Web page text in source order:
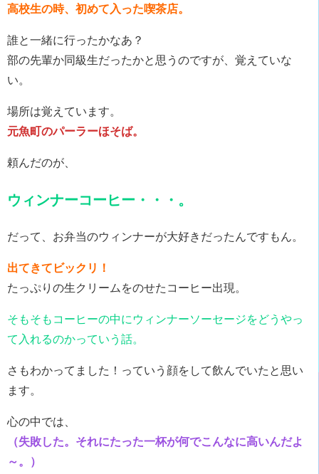
高校生の時、初めて入った喫茶店。
誰と一緒に行ったかなあ？
部の先輩か同級生だったかと思うのですが、覚えていな
い。
場所は覚えています。
元魚町のパーラーほそば。
頼んだのが、
ウィンナーコーヒー・・・。
だって、お弁当のウィンナーが大好きだったんですもん。
出てきてビックリ！
たっぷりの生クリームをのせたコーヒー出現。
そもそもコーヒーの中にウィンナーソーセージをどうやっ
て入れるのかっていう話。
さもわかってました！っていう顔をして飲んでいたと思い
ます。
心の中では、
（失敗した。それにたった一杯が何でこんなに高いんだよ
～。）